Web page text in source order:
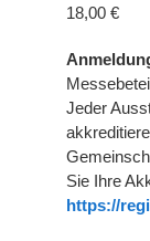
18,00 €
Jeder
Sie Ihre
https://